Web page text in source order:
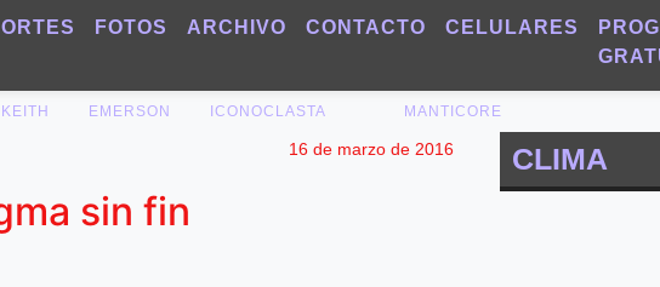
FOTOS ARCHIVO CONTACTO CELULARES
KEITH EMERSON ICONOCLASTA MANTICORE
16 de marzo de 2016
sin fin
CLIMA